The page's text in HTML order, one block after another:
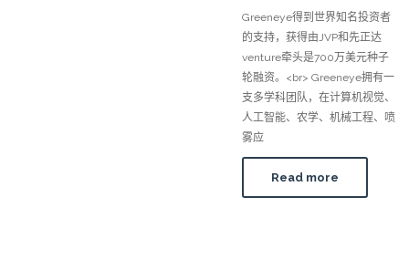
Greeneye得到世界知名投资者
的支持，获得由JVP和先正达
venture牵头是700万美元种子
轮融资。<br> Greeneye拥有一
支多学科团队，在计算机视觉、
人工智能、农学、机械工程、喷
雾应
Read more